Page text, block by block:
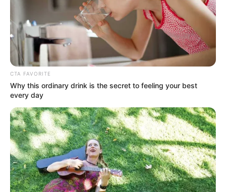
Serem! 9 Chat Ojek Online &
Pelanggan Ini Bikin Auto
Merinding
CTA FAVORITE
Why this ordinary drink is the secret to feeling your best
every day